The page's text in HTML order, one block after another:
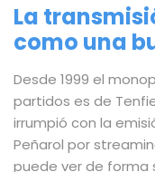
La
como una
Desde 1999 el
partidos es de
irrumpió con la
Peñarol por
puede ver de forma